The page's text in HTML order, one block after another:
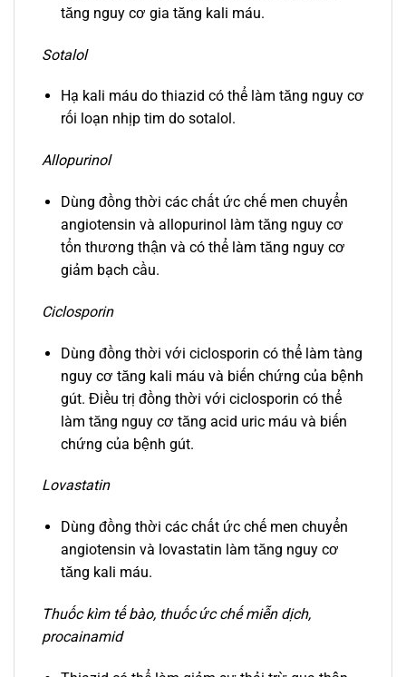
tăng nguy cơ gia tăng kali máu.
Sotalol
Hạ kali máu do thiazid có thể làm tăng nguy cơ
rối loạn nhịp tim do sotalol.
Allopurinol
Dùng đồng thời các chất ức chế men chuyển
angiotensin và allopurinol làm tăng nguy cơ
tổn thương thận và có thể làm tăng nguy cơ
giảm bạch cầu.
Ciclosporin
Dùng đồng thời với ciclosporin có thể làm tàng
nguy cơ tăng kali máu và biến chứng của bệnh
gút. Điều trị đồng thời với ciclosporin có thể
làm tăng nguy cơ tăng acid uric máu và biến
chứng của bệnh gút.
Lovastatin
Dùng đồng thời các chất ức chế men chuyển
angiotensin và lovastatin làm tăng nguy cơ
tăng kali máu.
Thuốc kìm tế bào, thuốc ức chế miễn dịch,
procainamid